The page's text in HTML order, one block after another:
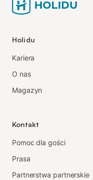
Holidu
Kariera
O nas
Magazyn
Kontakt
Pomoc dla gości
Prasa
Partnerstwa partnerskie